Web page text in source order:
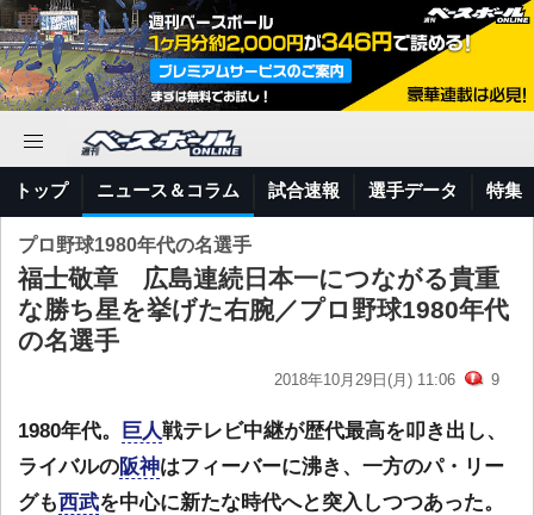
トップ ニュース＆コラム 試合速報 選手データ 特集
プロ野球1980年代の名選手
福士敬章 広島連続日本一につながる貴重
な勝ち星を挙げた右腕／プロ野球1980年代
の名選手
2018年10月29日(月) 11:06 9
1980年代。 巨人戦テレビ中継が歴代最高を叩き出し、
ライバルの阪神はフィーバーに沸き、一方のパ・リー
グも西武を中心に新たな時代へと突入しつつあった。